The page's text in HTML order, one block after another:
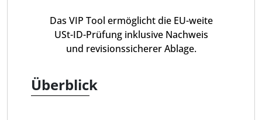
Das VIP Tool ermöglicht die EU-weite
USt-ID-Prüfung inklusive Nachweis
und revisionssicherer Ablage.
Überblick